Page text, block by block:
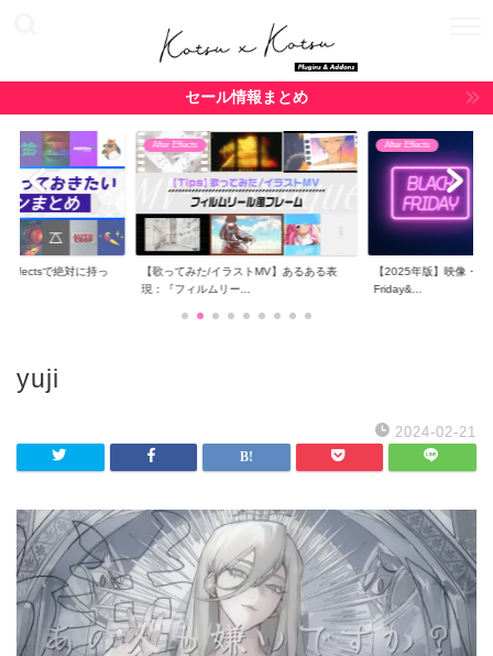
セール情報まとめ
Effectsで絶対に持っ
After Effects
【歌ってみた/イラストMV】あるある表
現：『フィルムリー...
After Effects
【2025年版】映像・
Friday&...
yuji
2024-02-21